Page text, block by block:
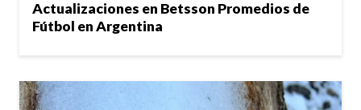
Actualizaciones en Betsson Promedios de
Fútbol en Argentina